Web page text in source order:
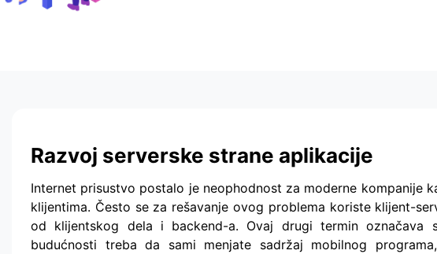
Razvoj serverske strane aplikacije
Internet prisustvo postalo je neophodnost za moderne kompanije
klijentima. Često se za rešavanje ovog problema koriste klijent-
od klijentskog dela i backend-a. Ovaj drugi termin označava
budućnosti treba da sami menjate sadržaj mobilnog